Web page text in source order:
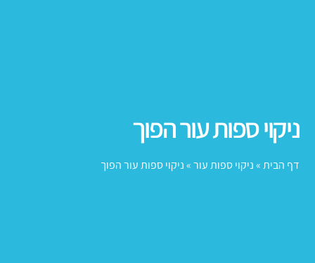
ניקוי ספות עור הפוך
דף הבית»ניקוי ספות עור»ניקוי ספות עור הפוך